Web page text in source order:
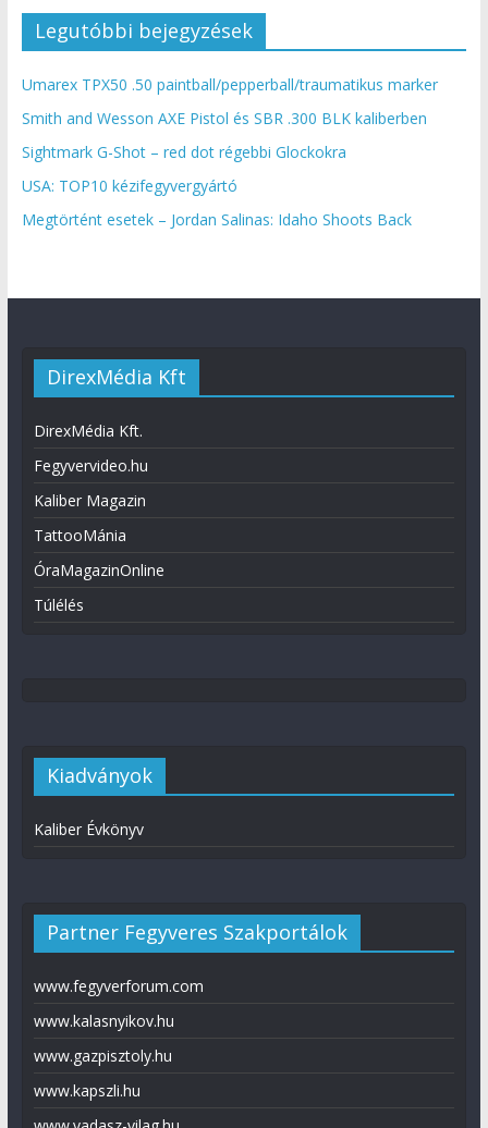
Legutóbbi bejegyzések
Umarex TPX50 .50 paintball/pepperball/traumatikus marker
Smith and Wesson AXE Pistol és SBR .300 BLK kaliberben
Sightmark G-Shot – red dot régebbi Glockokra
USA: TOP10 kézifegyvergyártó
Megtörtént esetek – Jordan Salinas: Idaho Shoots Back
DirexMédia Kft
DirexMédia Kft.
Fegyvervideo.hu
Kaliber Magazin
TattooMánia
ÓraMagazinOnline
Túlélés
Kiadványok
Kaliber Évkönyv
Partner Fegyveres Szakportálok
www.fegyverforum.com
www.kalasnyikov.hu
www.gazpisztoly.hu
www.kapszli.hu